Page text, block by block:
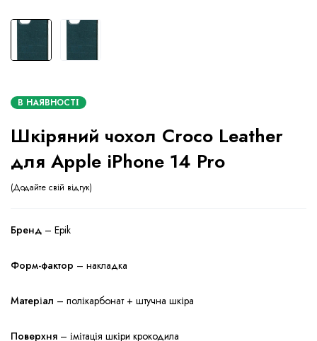
В НАЯВНОСТІ
Шкіряний чохол Croco Leather
для Apple iPhone 14 Pro
Додайте свій відгук
Бренд – Epik
Форм-фактор – накладка
Матеріал – полікарбонат + штучна шкіра
Поверхня – імітація шкіри крокодила